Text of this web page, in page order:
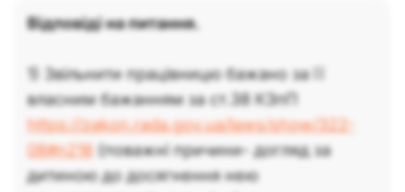
Відповіді на питання.
1) Звільнити працівницю бажано за її
власним бажанням за ст.38 КЗпП
https://zakon.rada.gov.ua/laws/show/322-
08#n218 (поважні причини- догляд за
дитиною до досягнення нею